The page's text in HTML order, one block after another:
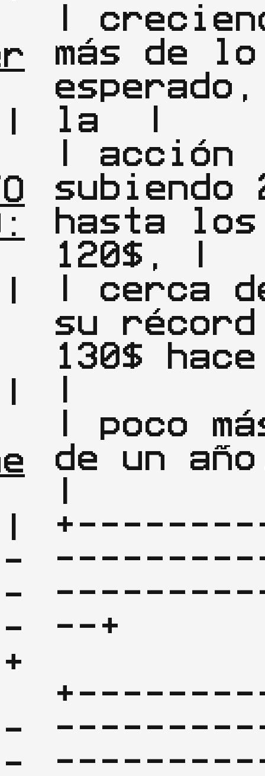
|
más de lo
la  |
| acción
subiendo
hasta los
120$, |
| cerca
su récord
130$ hace
| poco
de un
--+